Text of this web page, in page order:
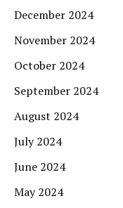
December 2024
November 2024
October 2024
September 2024
August 2024
July 2024
June 2024
May 2024